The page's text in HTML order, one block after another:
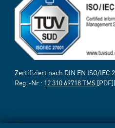
Zertifiziert nach DIN EN ISO/IEC
Reg.-Nr.: 12 310 69718 TMS [PDF])